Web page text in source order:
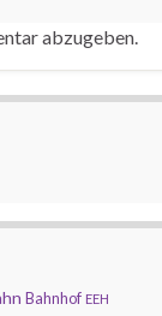
abzugeben.
Bahnhof EEH